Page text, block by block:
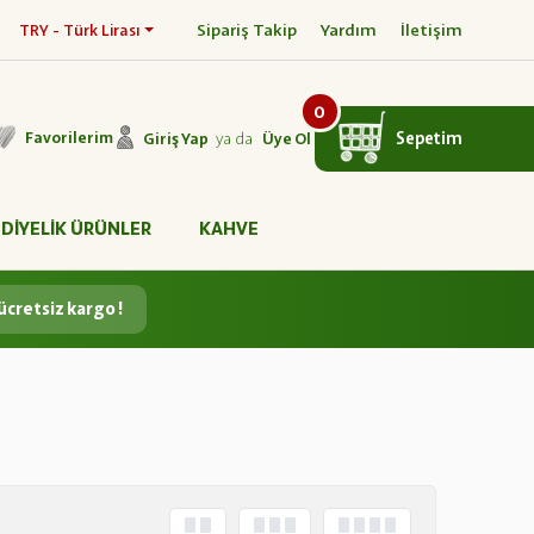
TRY - Türk Lirası Sipariş Takip Yardım İletişim
Favorilerim Giriş Yap ya da Üye Ol
0
Sepetim
ÜRÜNLER KAHVE
kargo !